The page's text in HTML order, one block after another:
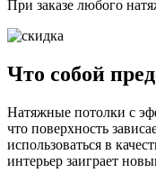
При заказе любого
Что собой
Натяжные потолки с
что поверхность
использоваться в
интерьер заиграет